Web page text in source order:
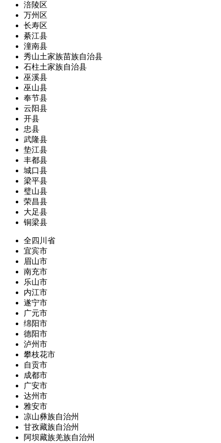
涪陵区
万州区
长寿区
綦江县
潼南县
秀山土家族苗族自治县
石柱土家族自治县
巫溪县
巫山县
奉节县
云阳县
开县
忠县
武隆县
垫江县
丰都县
城口县
梁平县
璧山县
荣昌县
大足县
铜梁县
全四川省
宜宾市
眉山市
南充市
乐山市
内江市
遂宁市
广元市
绵阳市
德阳市
泸州市
攀枝花市
自贡市
成都市
广安市
达州市
雅安市
凉山彝族自治州
甘孜藏族自治州
阿坝藏族羌族自治州